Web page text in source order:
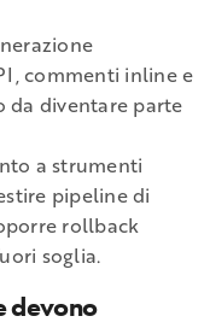
commenti inline e
da diventare parte
a strumenti
pipeline di
rollback
soglia.
devono